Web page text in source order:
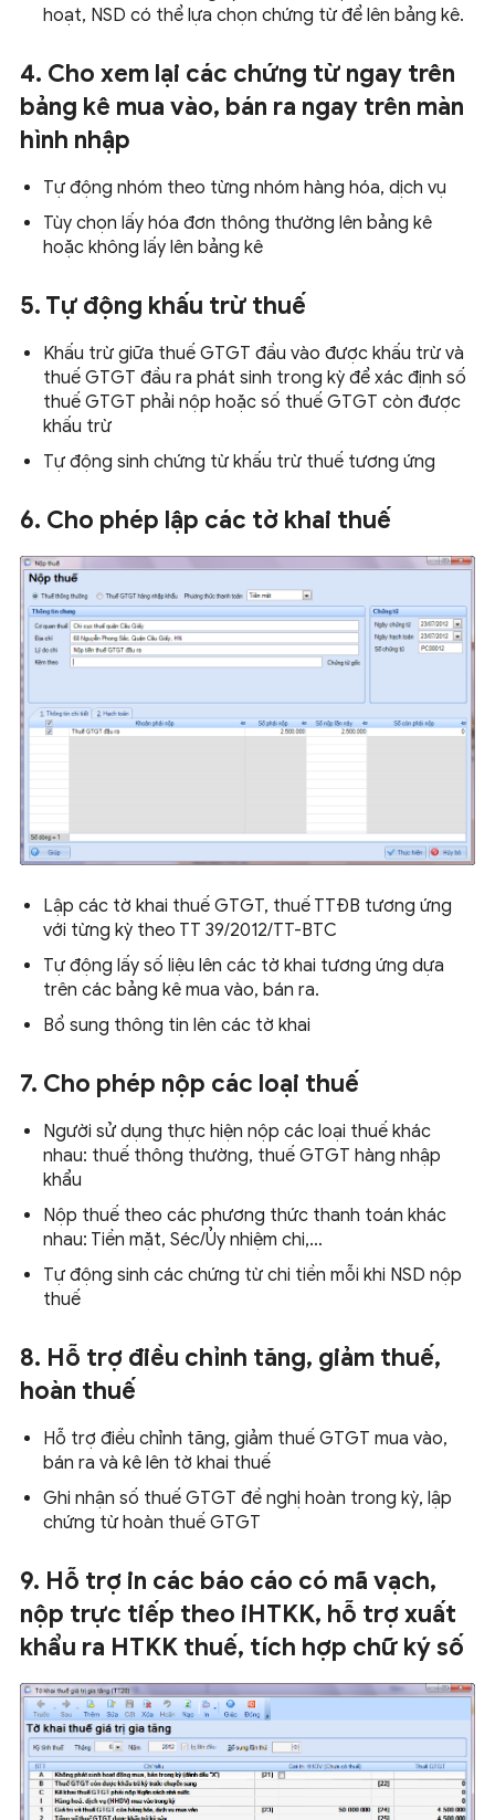
hoạt, NSD có thể lựa chọn chứng từ để lên bảng kê.
4. Cho xem lại các chứng từ ngay trên
bảng kê mua vào, bán ra ngay trên màn
hình nhập
Tự động nhóm theo từng nhóm hàng hóa, dịch vụ
Tùy chọn lấy hóa đơn thông thường lên bảng kê
hoặc không lấy lên bảng kê
5. Tự động khấu trừ thuế
Khấu trừ giữa thuế GTGT đầu vào được khấu trừ và
thuế GTGT đầu ra phát sinh trong kỳ để xác định số
thuế GTGT phải nộp hoặc số thuế GTGT còn được
khấu trừ
Tự động sinh chứng từ khấu trừ thuế tương ứng
6. Cho phép lập các tờ khai thuế
Lập các tờ khai thuế GTGT, thuế TTĐB tương ứng
với từng kỳ theo TT 39/2012/TT-BTC
Tự động lấy số liệu lên các tờ khai tương ứng dựa
trên các bảng kê mua vào, bán ra.
Bổ sung thông tin lên các tờ khai
7. Cho phép nộp các loại thuế
Người sử dụng thực hiện nộp các loại thuế khác
nhau: thuế thông thường, thuế GTGT hàng nhập
khẩu
Nộp thuế theo các phương thức thanh toán khác
nhau: Tiền mặt, Séc/Ủy nhiệm chi,…
Tự động sinh các chứng từ chi tiền mỗi khi NSD nộp
thuế
8. Hỗ trợ điều chỉnh tăng, giảm thuế,
hoàn thuế
Hỗ trợ điều chỉnh tăng, giảm thuế GTGT mua vào,
bán ra và kê lên tờ khai thuế
Ghi nhận số thuế GTGT đề nghị hoàn trong kỳ, lập
chứng từ hoàn thuế GTGT
9. Hỗ trợ in các báo cáo có mã vạch,
nộp trực tiếp theo iHTKK, hỗ trợ xuất
khẩu ra HTKK thuế, tích hợp chữ ký số